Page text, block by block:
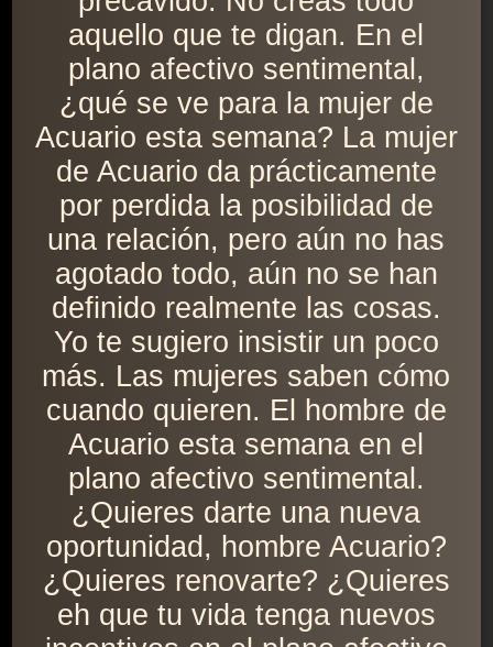
aquello que te digan. En el
plano afectivo sentimental,
¿qué se ve para la mujer de
Acuario esta semana? La mujer
de Acuario da prácticamente
por perdida la posibilidad de
una relación, pero aún no has
agotado todo, aún no se han
definido realmente las cosas.
Yo te sugiero insistir un poco
más. Las mujeres saben cómo
cuando quieren. El hombre de
Acuario esta semana en el
plano afectivo sentimental.
¿Quieres darte una nueva
oportunidad, hombre Acuario?
¿Quieres renovarte? ¿Quieres
eh que tu vida tenga nuevos